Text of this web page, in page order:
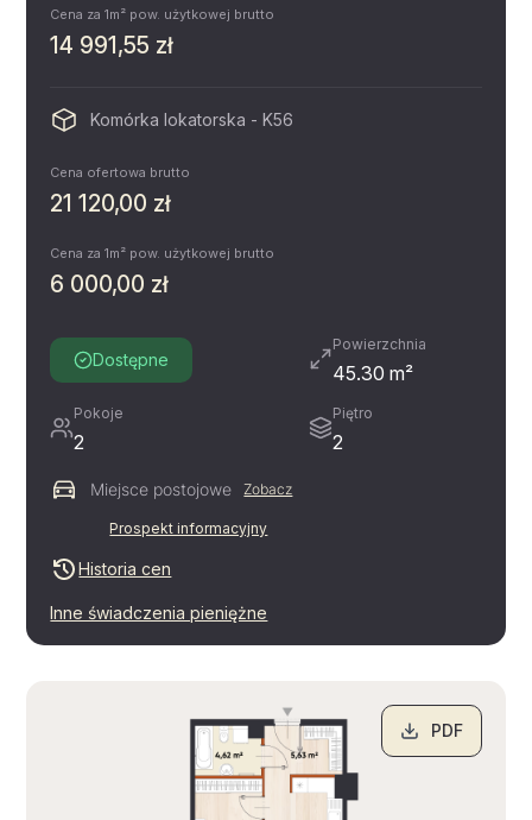
Cena za 1m² pow. użytkowej brutto
14 991,55 zł
Komórka lokatorska - K56
Cena ofertowa brutto
21 120,00 zł
Cena za 1m² pow. użytkowej brutto
6 000,00 zł
Dostępne
Powierzchnia
45.30 m²
Pokoje
2
Piętro
2
Miejsce postojowe Zobacz
Prospekt informacyjny
Historia cen
Inne świadczenia pieniężne
PDF